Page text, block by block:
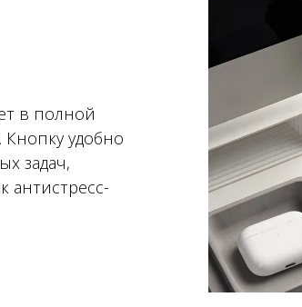
в полной
удобно
задач,
антистресс-